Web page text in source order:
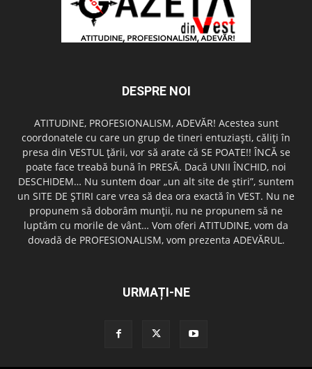
DESPRE NOI
ATITUDINE, PROFESIONALISM, ADEVĂR! Acestea sunt
coordonatele cu care un grup de tineri entuziaşti, căliţi în
presa din VESTUL ţării, vor să arate că SE POATE!! ÎNCĂ se
poate face treabă bună în PRESĂ. Dacă UNII ÎNCHID, noi
DESCHIDEM… Nu suntem doar „un alt site de ştiri”, suntem
un SITE DE ŞTIRI care vrea să dea ora exactă în VEST. Nu ne
propunem să doborâm munţii, nu ne propunem să ne
luptăm cu morile de vânt… Vom oferi ATITUDINE, vom da
dovadă de PROFESIONALISM, vom prezenta ADEVĂRUL.
URMAȚI-NE